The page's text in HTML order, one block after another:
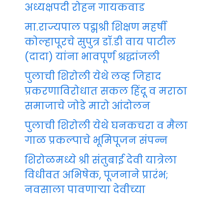
अध्यक्षपदी रोहन गायकवाड
मा.राज्यपाल पद्मश्री शिक्षण महर्षी
कोल्हापूरचे सुपुत्र डॉ.डी वाय पाटील
(दादा) यांना भावपूर्ण श्रद्धांजली
पुलाची शिरोली येथे लव्ह जिहाद
प्रकरणाविरोधात सकल हिंदू व मराठा
समाजाचे जोडे मारो आंदोलन
पुलाची शिरोली येथे घनकचरा व मैला
गाळ प्रकल्पाचे भूमिपूजन संपन्न
शिरोळमध्ये श्री संतुबाई देवी यात्रेला
विधीवत अभिषेक, पूजनाने प्रारंभ;
नवसाला पावणाऱ्या देवीच्या